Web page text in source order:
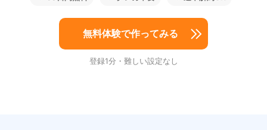
無料体験で作ってみる
登録1分・難しい設定なし